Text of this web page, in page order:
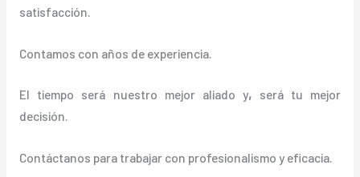
satisfacción.
Contamos con años de experiencia.
El tiempo será nuestro mejor aliado y, será tu mejor
decisión.
Contáctanos para trabajar con profesionalismo y eficacia.